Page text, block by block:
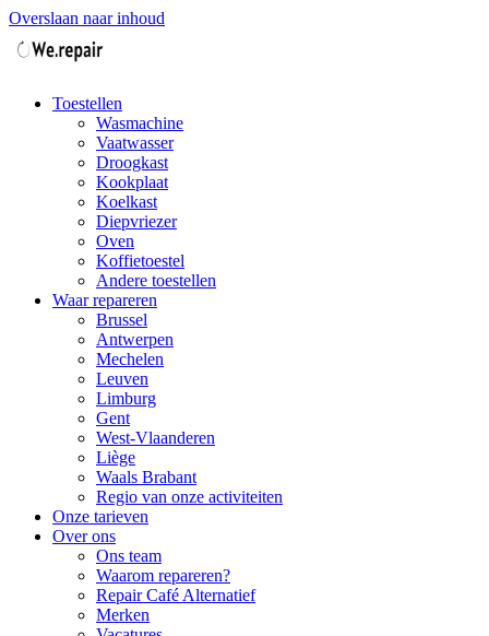
Overslaan naar inhoud
Toestellen
Wasmachine
Vaatwasser
Droogkast
Kookplaat
Koelkast
Diepvriezer
Oven
Koffietoestel
Andere toestellen
Waar repareren
Brussel
Antwerpen
Mechelen
Leuven
Limburg
Gent
West-Vlaanderen
Liège
Waals Brabant
Regio van onze activiteiten
Onze tarieven
Over ons
Ons team
Waarom repareren?
Repair Café Alternatief
Merken